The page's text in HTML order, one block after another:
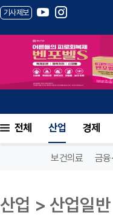
기사제보
전체 산업 경제
보건의료 금융
산업 > 산업일반